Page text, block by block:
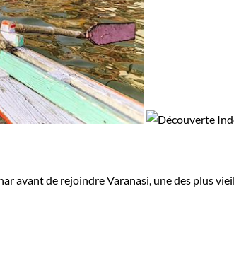
avant de rejoindre Varanasi, une des plus